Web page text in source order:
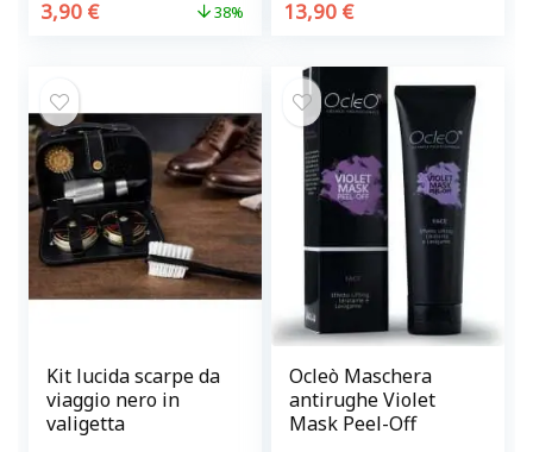
3,90 € 38% 13,90 €
Kit lucida scarpe da
viaggio nero in
valigetta
Ocleò Maschera
antirughe Violet
Mask Peel-Off